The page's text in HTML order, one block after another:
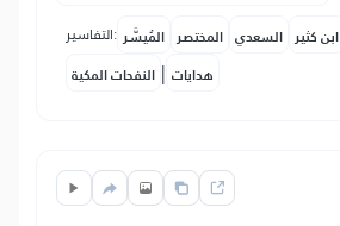
التفاسير: المُيسَّر المختصر السعدي ابن كثير
النفحات المكية | هدايات